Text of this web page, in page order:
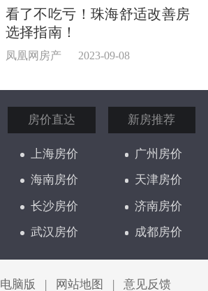
看了不吃亏！珠海舒适改善房
选择指南！
凤凰网房产 2023-09-08
房价直达 新房推荐
上海房价
广州房价
海南房价
天津房价
长沙房价
济南房价
武汉房价
成都房价
电脑版 网站地图 意见反馈